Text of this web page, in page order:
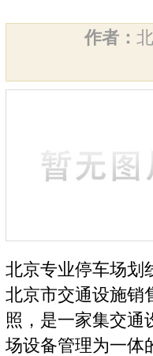
作者：
北京专业停车场划
北京市交通设施销
照，是一家集交通
场设备管理为一体